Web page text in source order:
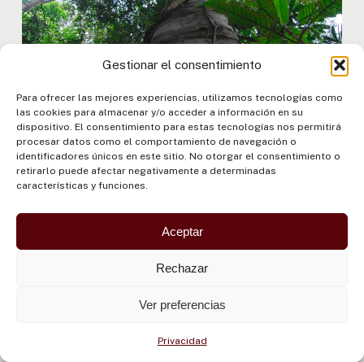
Gestionar el consentimiento
Para ofrecer las mejores experiencias, utilizamos tecnologías como
las cookies para almacenar y/o acceder a información en su
dispositivo. El consentimiento para estas tecnologías nos permitirá
procesar datos como el comportamiento de navegación o
identificadores únicos en este sitio. No otorgar el consentimiento o
retirarlo puede afectar negativamente a determinadas
características y funciones.
Aceptar
Rechazar
Ver preferencias
Privacidad
Programa Forestal Amazónico
El programa fue creado para promover la
gestión sostenible de los bosques, fortalecer la
ecosistemas degradados.
Articula políticas públicas, ciencia e innovación,
apoyando a los países en la implementación de
(RAFO) y en la construcción de la Alianza